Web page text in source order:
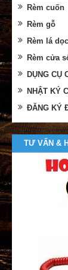
Rèm cuốn
Rèm gỗ
Rèm lá dọc
Rèm cửa
DỤNG CỤ
NHẬT KÝ
ĐĂNG KÝ
TƯ VẤN &